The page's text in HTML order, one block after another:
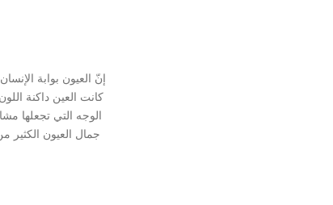
إنّ العيون بوابة
كانت العين داكنة
الوجه التي تجعلها
جمال العيون الكثير